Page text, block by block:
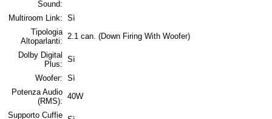
Sound:
Multiroom Link: Sì
Tipologia
Altoparlanti:
2.1 can. (Down Firing With Woofer)
Dolby Digital
Plus:
Sì
Woofer: Sì
Potenza Audio
(RMS):
40W
Supporto Cuffie